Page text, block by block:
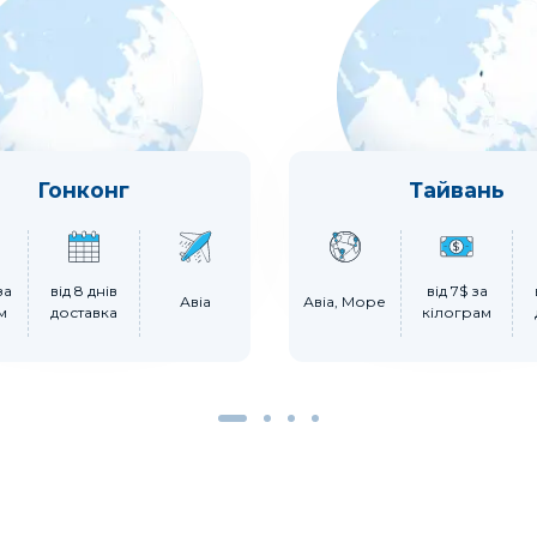
Гонконг
від 8 днів
доставка
Авіа
Тайвань
Авіа, Море
від 7$ за
кілограм